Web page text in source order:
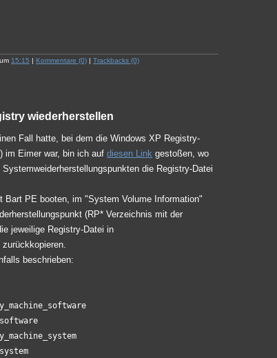
um 15:15 | Kommentare (0) | Trackbacks (0)
wiederherstellen
Fall hatte, bei dem die Windows XP Registry-
im Eimer war, bin ich auf diesen Link gestoßen, wo
die Registry-Datei
Bart PE booten, im "System Volume Information"
(RP* Verzeichnis mit der
jeweilige Registry-Datei in
beschrieben: